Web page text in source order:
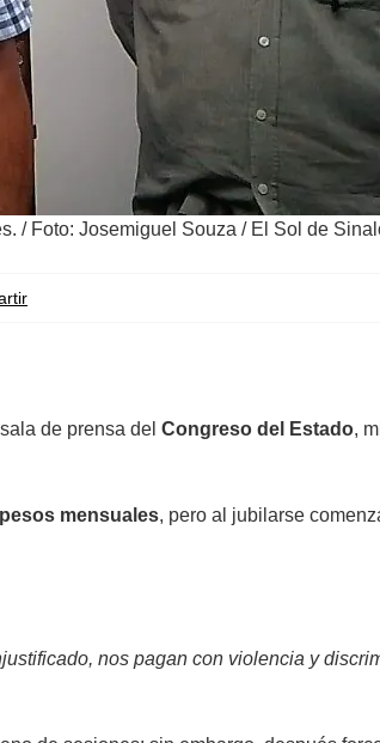
/ Foto: Josemiguel Souza / El Sol de
de prensa del Congreso del Estado,
mensuales, pero al jubilarse
nos pagan con violencia y